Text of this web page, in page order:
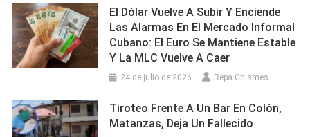
El Dólar Vuelve A Subir Y Enciende
Las Alarmas En El Mercado Informal
Cubano: El Euro Se Mantiene Estable
Y La MLC Vuelve A Caer
24 de julio de 2026 Repa Chismes
Tiroteo Frente A Un Bar En Colón,
Matanzas, Deja Un Fallecido